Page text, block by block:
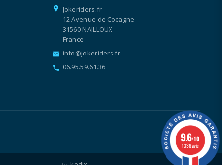
location_on
Jokeriders.fr
12 Avenue de Cocagne
31560 NAILLOUX
France
email info@jokeriders.fr
call 06.95.59.61.36
9.6/10
1336 avis